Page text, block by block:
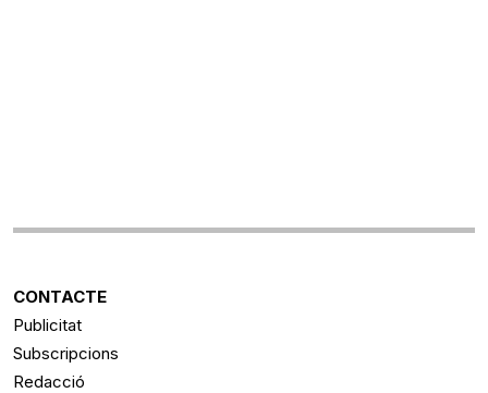
CONTACTE
Publicitat
Subscripcions
Redacció